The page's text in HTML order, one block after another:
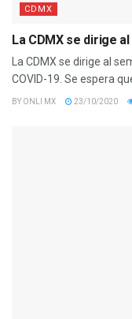
CDMX
La CDMX se dirige
La CDMX se dirige al
COVID-19. Se espera
BY ONLI MX 23/10/2020